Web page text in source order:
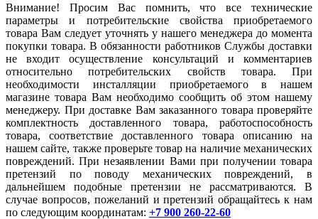
Внимание! Просим Вас помнить, что все технические
параметры и потребительские свойства приобретаемого
товара Вам следует уточнять у нашего менеджера до момента
покупки товара. В обязанности работников Службы доставки
не входит осуществление консультаций и комментариев
относительно потребительских свойств товара. При
необходимости инсталляции приобретаемого в нашем
магазине товара Вам необходимо сообщить об этом нашему
менеджеру. При доставке Вам заказанного товара проверяйте
комплектность доставленного товара, работоспособность
товара, соответствие доставленного товара описанию на
нашем сайте, также проверьте товар на наличие механических
повреждений. При незаявлении Вами при получении товара
претензий по поводу механических повреждений, в
дальнейшем подобные претензии не рассматриваются. В
случае вопросов, пожеланий и претензий обращайтесь к нам
по следующим координатам: +7 900 260-22-60